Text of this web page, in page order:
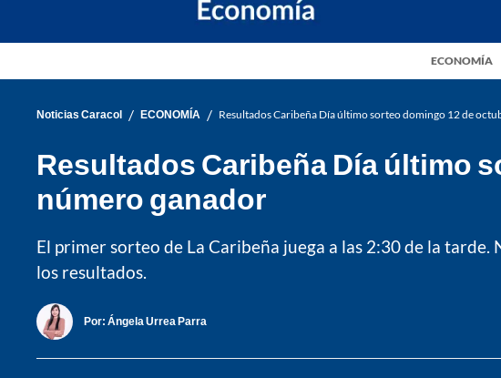
ECONOMÍA
Noticias Caracol / ECONOMÍA / Resultados Caribeña Día último sorteo domingo 12 de
Resultados Caribeña Día último
número ganador
El primer sorteo de La Caribeña juega a las 2:30 de la
los resultados.
Por: Ángela Urrea Parra